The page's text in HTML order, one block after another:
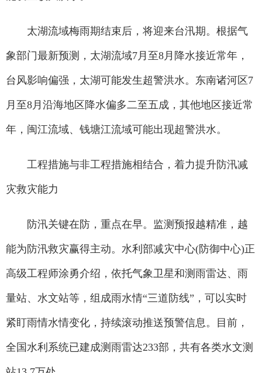
太湖流域梅雨期结束后，将迎来台汛期。根据气
象部门最新预测，太湖流域7月至8月降水接近常年，
台风影响偏强，太湖可能发生超警洪水。东南诸河区7
月至8月沿海地区降水偏多二至五成，其他地区接近常
年，闽江流域、钱塘江流域可能出现超警洪水。
工程措施与非工程措施相结合，着力提升防汛减
灾救灾能力
防汛关键在防，重点在早。监测预报越精准，越
能为防汛救灾赢得主动。水利部减灾中心(防御中心)正
高级工程师涂勇介绍，依托气象卫星和测雨雷达、雨
量站、水文站等，组成雨水情“三道防线”，可以实时
紧盯雨情水情变化，持续滚动推送预警信息。目前，
全国水利系统已建成测雨雷达233部，共有各类水文测